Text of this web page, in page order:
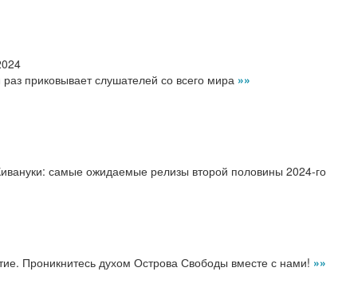
приковывает слушателей со всего мира »»
самые ожидаемые релизы второй половины 2024-го
Проникнитесь духом Острова Свободы вместе с нами! »»